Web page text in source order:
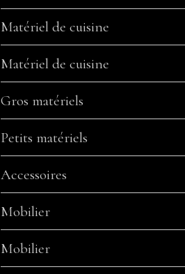
Matériel de cuisine
Matériel de cuisine
Gros matériels
Petits matériels
Accessoires
Mobilier
Mobilier